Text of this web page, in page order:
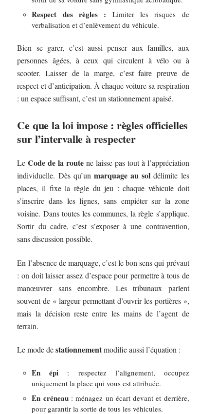
Respect des règles : Limiter les risques de
verbalisation et d’enlèvement du véhicule.
Bien se garer, c’est aussi penser aux familles, aux
personnes âgées, à ceux qui circulent à vélo ou à
scooter. Laisser de la marge, c’est faire preuve de
respect et d’anticipation. À chaque voiture sa respiration
: un espace suffisant, c’est un stationnement apaisé.
Ce que la loi impose : règles officielles
sur l’intervalle à respecter
LeCode de la route ne laisse pas tout à l’appréciation
individuelle. Dès qu’un marquage au sol délimite les
places, il fixe la règle du jeu : chaque véhicule doit
s’inscrire dans les lignes, sans empiéter sur la zone
voisine. Dans toutes les communes, la règle s’applique.
Sortir du cadre, c’est s’exposer à une contravention,
sans discussion possible.
En l’absence de marquage, c’est le bon sens qui prévaut
: on doit laisser assez d’espace pour permettre à tous de
manœuvrer sans encombre. Les tribunaux parlent
souvent de « largeur permettant d’ouvrir les portières »,
mais la décision reste entre les mains de l’agent de
terrain.
Le mode destationnementmodifie aussi l’équation :
En épi : respectez l’alignement, occupez
uniquement la place qui vous est attribuée.
En créneau: ménagez un écart devant et derrière,
pour garantir la sortie de tous les véhicules.